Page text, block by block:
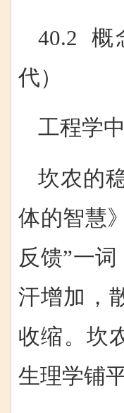
40.2 概
代）
工程学
坎农的
体的智慧
反馈”一
汗增加，
收缩。坎
生理学铺